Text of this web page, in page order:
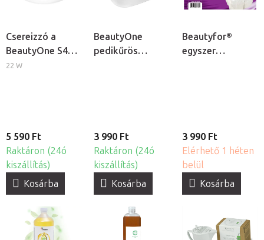
Csereizzó a
BeautyOne S4
kozmetikai
22 W
5 590 Ft
Raktáron (24ó
kiszállítás)
Kosárba
BeautyOne
pedikűrös
3 990 Ft
Raktáron (24ó
kiszállítás)
Kosárba
Beautyfor®
egyszer
3 990 Ft
Elérhető 1 héten
belül
Kosárba